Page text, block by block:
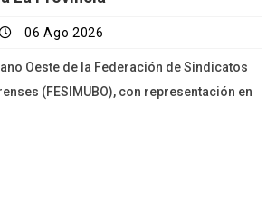
06 Ago 2026
Oeste de la Federación de Sindicatos
(FESIMUBO), con representación en